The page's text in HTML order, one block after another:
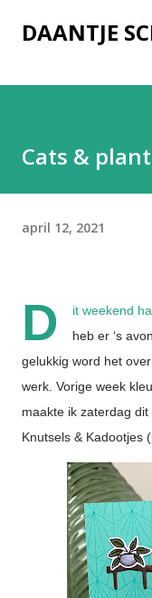
DAANTJE
Cats &
april 12, 2021
D
it weekend
heb er ‘s
gelukkig word het
werk. Vorige week
maakte ik zaterdag
Knutsels & Kadootjes